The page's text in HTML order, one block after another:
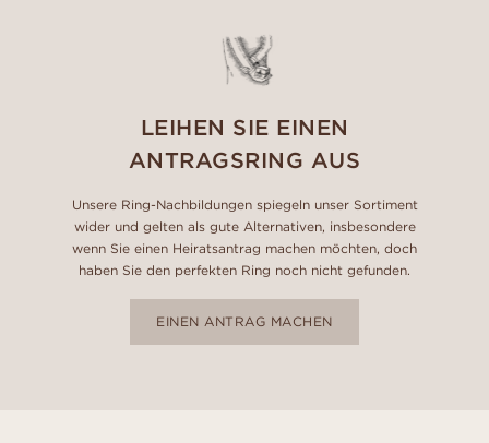
LEIHEN SIE EINEN
ANTRAGSRING AUS
Unsere Ring-Nachbildungen spiegeln unser Sortiment
wider und gelten als gute Alternativen, insbesondere
wenn Sie einen Heiratsantrag machen möchten, doch
haben Sie den perfekten Ring noch nicht gefunden.
EINEN ANTRAG MACHEN